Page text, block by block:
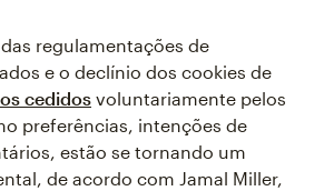
regulamentações de
e o declínio dos cookies de
cedidos voluntariamente pelos
preferências, intenções de
estão se tornando um
de acordo com Jamal Miller,